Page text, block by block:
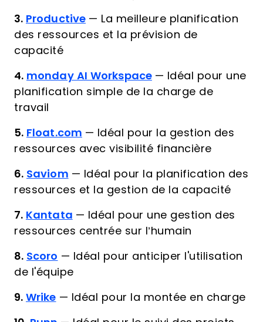
3. Productive — La meilleure planification
des ressources et la prévision de
capacité
4. monday AI Workspace — Idéal pour une
planification simple de la charge de
travail
5. Float.com — Idéal pour la gestion des
ressources avec visibilité financière
6. Saviom — Idéal pour la planification des
ressources et la gestion de la capacité
7. Kantata — Idéal pour une gestion des
ressources centrée sur l’humain
8. Scoro — Idéal pour anticiper l'utilisation
de l'équipe
9. Wrike — Idéal pour la montée en charge